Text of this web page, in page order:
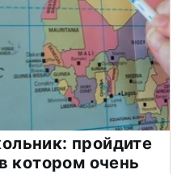
пройдите
котором очень